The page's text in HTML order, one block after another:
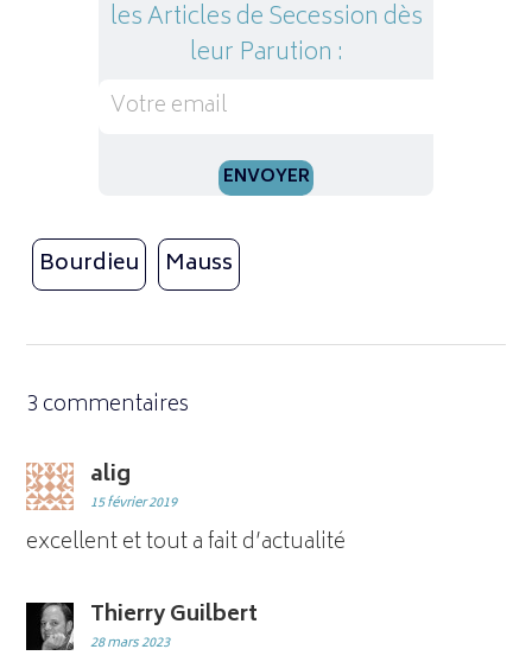
les Articles de Secession dès
leur Parution :
Bourdieu Mauss
3 commentaires
alig
15 février 2019
excellent et tout a fait d’actualité
Thierry Guilbert
28 mars 2023